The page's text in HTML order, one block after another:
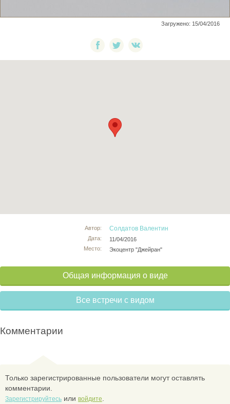
Загружено: 15/04/2016
Автор:
Дата:
Место:
Солдатов Валентин
11/04/2016
Экоцентр "Джейран"
Общая информация о виде
Все встречи с видом
Комментарии
Только зарегистрированные пользователи могут оставлять
комментарии.
Зарегистрируйтесь или войдите